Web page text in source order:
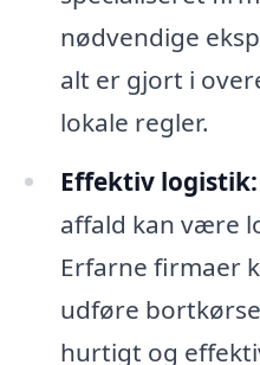
nødvendige
alt er gjort i
lokale regler.
Effektiv logistik:
affald kan være
Erfarne firmaer
udføre
hurtigt og